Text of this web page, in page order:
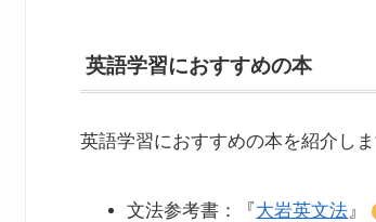
英語学習におすすめの本
英語学習におすすめの本を紹介しま
文法参考書：『大岩英文法』